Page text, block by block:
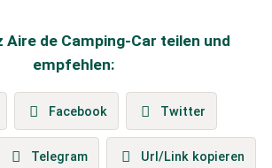
Aire de Camping-Car teilen und
empfehlen:
Facebook Twitter
Telegram Url/Link kopieren